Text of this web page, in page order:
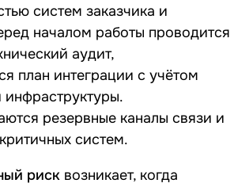
систем заказчика и
началом работы проводится
аудит,
план интеграции с учётом
резервные каналы связи и
систем.
риск возникает, когда